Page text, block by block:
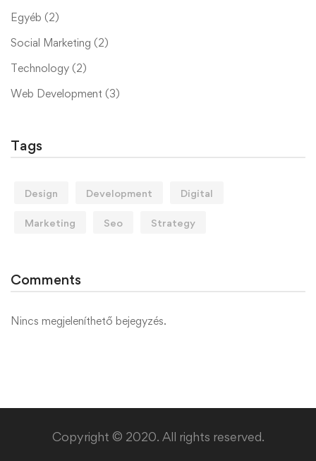
Egyéb (2)
Social Marketing (2)
Technology (2)
Web Development (3)
Tags
Design Development Digital
Marketing Seo Strategy
Comments
Nincs megjeleníthető bejegyzés.
Copyright © 2020. All rights reserved.